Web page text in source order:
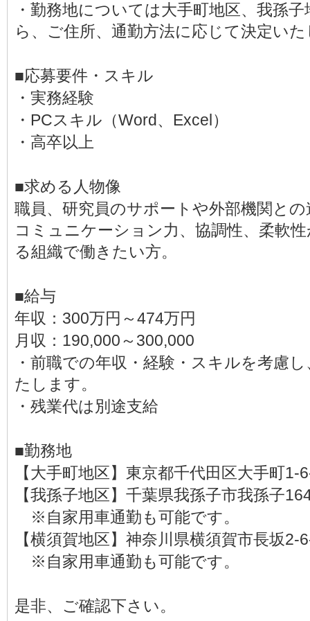
・勤務地については大手町地区、我孫
ら、ご住所、通勤方法に応じて決定い
■応募要件・スキル
・実務経験
・PCスキル（Word、Excel）
・高卒以上
■求める人物像
職員、研究員のサポートや外部機関と
コミュニケーション力、協調性、柔軟
る組織で働きたい方。
■給与
年収：300万円～474万円
月収：190,000～300,000
・前職での年収・経験・スキルを考慮
たします。
・残業代は別途支給
■勤務地
【大手町地区】東京都千代田区大手町1-
【我孫子地区】千葉県我孫子市我孫子
※自家用車通勤も可能です。
【横須賀地区】神奈川県横須賀市長坂2-
※自家用車通勤も可能です。
是非、ご確認下さい。